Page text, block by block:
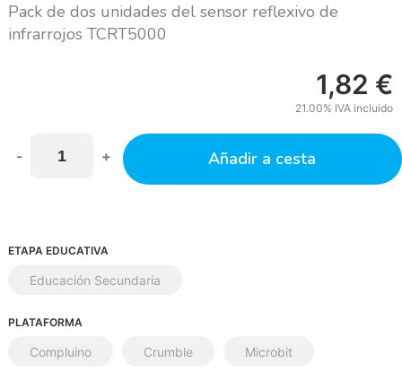
Pack de dos unidades del sensor reflexivo de
infrarrojos TCRT5000
1,82 €
21.00% IVA incluido
- + Añadir a cesta
ETAPA EDUCATIVA
Educación Secundaria
PLATAFORMA
Compluino Crumble Microbit